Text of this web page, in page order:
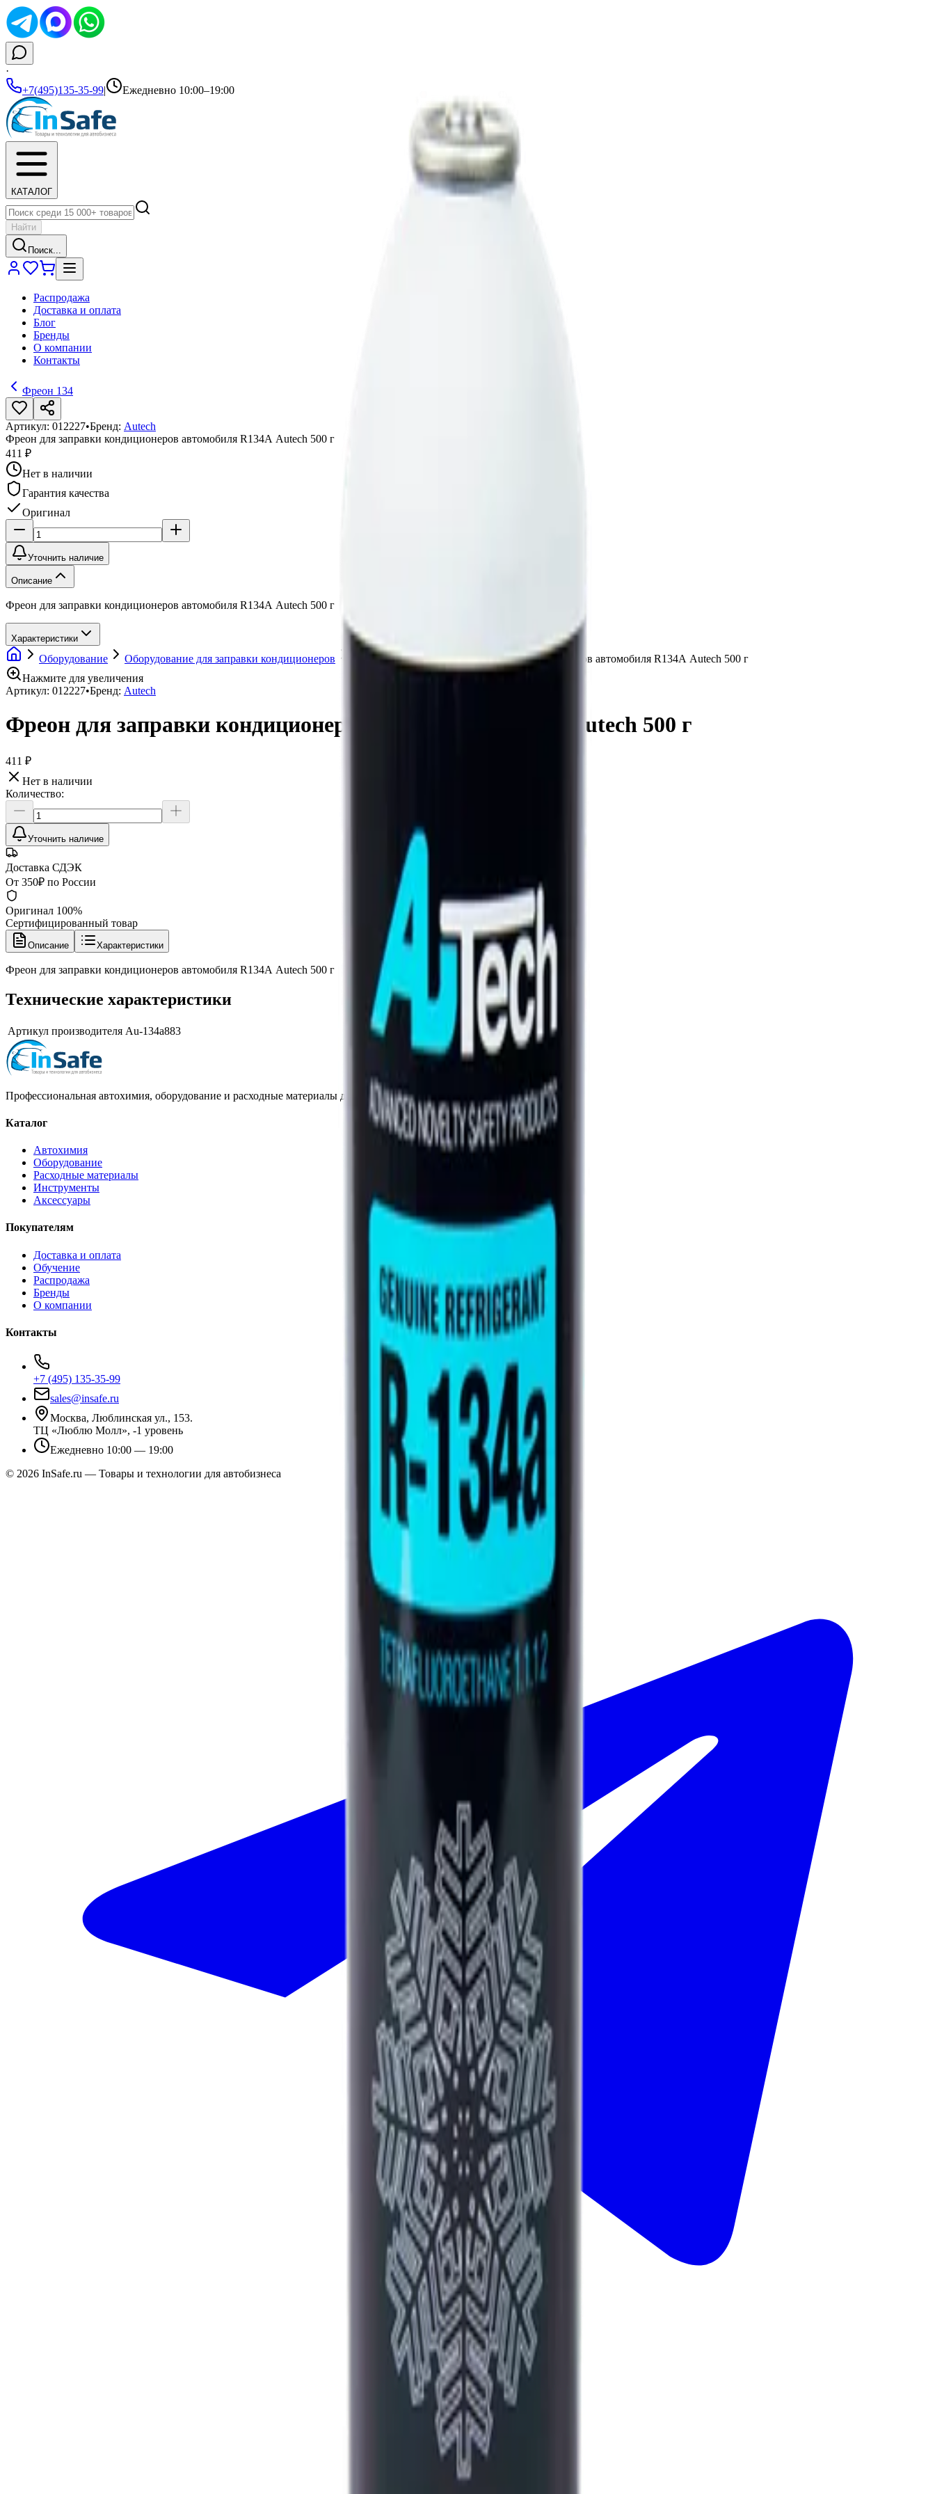
·
+7(495)135-35-99| Ежедневно 10:00–19:00
КАТАЛОГ
Найти
Поиск...
Распродажа
Доставка и оплата
Блог
Бренды
О компании
Контакты
Фреон 134
Артикул: 012227•Бренд: Autech
Фреон для заправки кондиционеров автомобиля R134А Autech 500 г
411 ₽
Нет в наличии
Гарантия качества
Оригинал
Уточнить наличие
Описание
Фреон для заправки кондиционеров автомобиля R134А Autech 500 г
Характеристики
Оборудование Оборудование для заправки кондиционеров Фреон 134
Фреон для заправки кондиционеров автомобиля R134А Autech 500 г
Нажмите для увеличения
Артикул: 012227•Бренд: Autech
Фреон для заправки кондиционеров автомобиля R134А Autech 500 г
411 ₽
Нет в наличии
Количество:
Уточнить наличие
Доставка СДЭК
От 350₽ по России
Оригинал 100%
Сертифицированный товар
Описание Характеристики
Фреон для заправки кондиционеров автомобиля R134А Autech 500 г
Технические характеристики
Артикул производителя Au-134a883
Профессиональная автохимия, оборудование и расходные материалы для детейлинга.
Каталог
Автохимия
Оборудование
Расходные материалы
Инструменты
Аксессуары
Покупателям
Доставка и оплата
Обучение
Распродажа
Бренды
О компании
Контакты
+7 (495) 135-35-99
sales@insafe.ru
Москва, Люблинская ул., 153.
ТЦ «Люблю Молл», -1 уровень
Ежедневно 10:00 — 19:00
© 2026 InSafe.ru — Товары и технологии для автобизнеса